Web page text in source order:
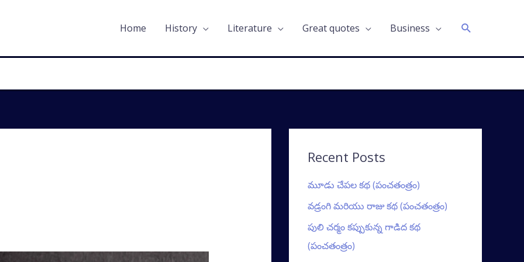
Home History Literature Great quotes Business Search
Recent Posts
మూడు చేపల కథ (పంచతంత్రం)
వడ్రంగి మరియు రాజు కథ (పంచతంత్రం)
పులి చర్మం కప్పుకున్న గాడిద కథ
(పంచతంత్రం)